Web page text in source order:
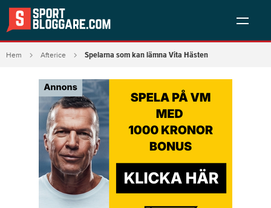
Hem Afterice Spelarna som kan lämna Vita Hästen